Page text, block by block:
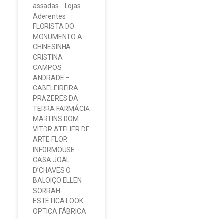
assadas. Lojas
Aderentes
FLORISTA DO
MONUMENTO A
CHINESINHA
CRISTINA
CAMPOS
ANDRADE –
CABELEIREIRA
PRAZERES DA
TERRA FARMÁCIA
MARTINS DOM
VITOR ATELIER DE
ARTE FLOR
INFORMOUSE
CASA JOAL
D’CHAVES O
BALOIÇO ELLEN
SORRAH-
ESTÉTICA LOOK
OPTICA FÁBRICA